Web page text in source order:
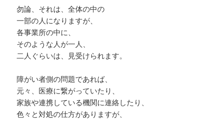
そして、彼等の末路は、
みんなではないですが、
自己愛の人は、大体、
５０歳を過ぎた辺りから、
NPDの根源にある“劣等感”は幼少期に作ら
れます。
分かり易く言えば愛して貰えるのが当たり
勿論、それは、全体の中の
一部の人になりますが、
各事業所の中に、
そのような人が一人、
二人ぐらいは、見受けられます。
障がい者側の問題であれば、
元々、医療に繋がっていたり、
家族や連携している機関に連絡したり、
色々と対処の仕方がありますが、